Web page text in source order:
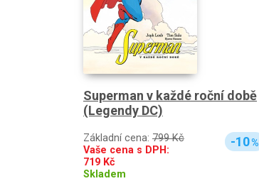
Superman v každé roční době
(Legendy DC)
Základní cena: 799 Kč
Vaše cena s DPH:
719 Kč
Skladem
-10%